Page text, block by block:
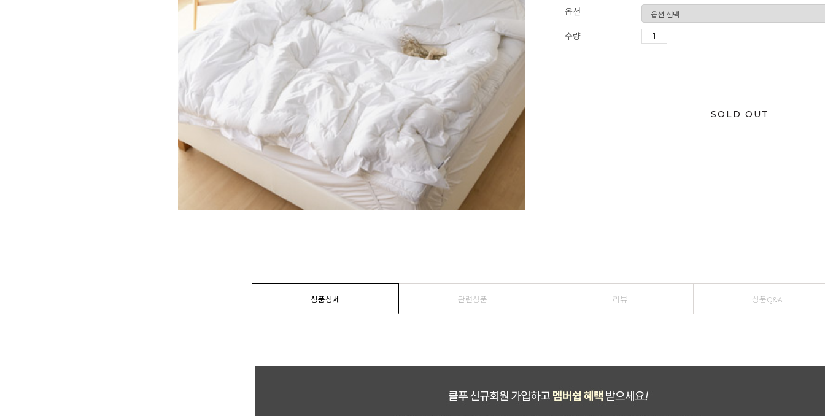
옵션
수량
SOLD OUT
상품상세 관련상품 리뷰 상품Q&A